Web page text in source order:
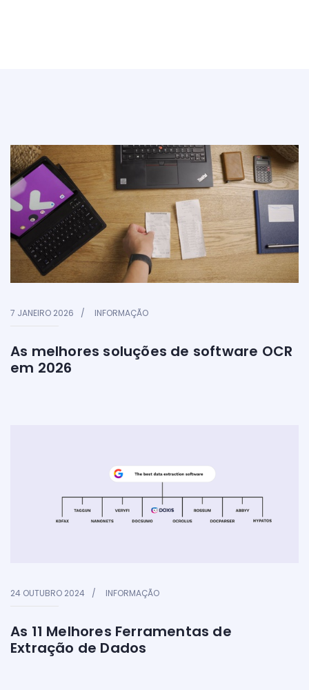
7 JANEIRO 2026 INFORMAÇÃO
As melhores soluções de software OCR
em 2026
24 OUTUBRO 2024 INFORMAÇÃO
As 11 Melhores Ferramentas de
Extração de Dados